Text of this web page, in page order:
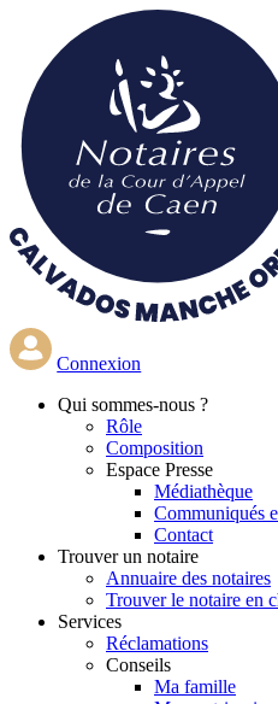
contenu
principal
Connexion
Qui sommes-nous ?
Rôle
Composition
Espace Presse
Médiathèque
Communiqués
Contact
Trouver un notaire
Annuaire des notaires
Trouver le notaire en
Services
Réclamations
Conseils
Ma famille